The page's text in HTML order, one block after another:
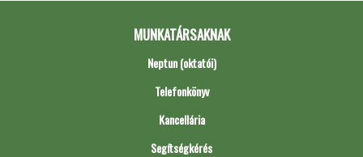
MUNKATÁRSAKNAK
Neptun (oktatói)
Telefonkönyv
Kancellária
Segítségkérés